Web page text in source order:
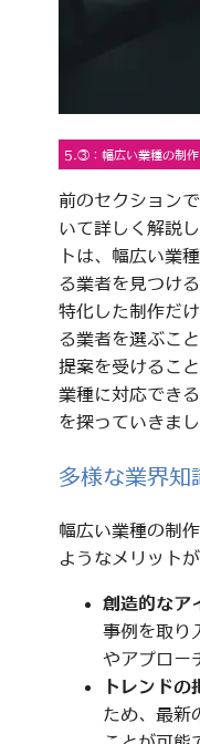
5.③：幅広い業種の制作
前のセクション
いて詳しく解説
トは、幅広い業
る業者を見つけ
特化した制作だ
る業者を選ぶこ
提案を受けるこ
業種に対応でき
を探っていきまし
多様な業界知
幅広い業種の制
ようなメリットが
創造的なア
事例を取り
やアプロー
トレンドの
ため、最新